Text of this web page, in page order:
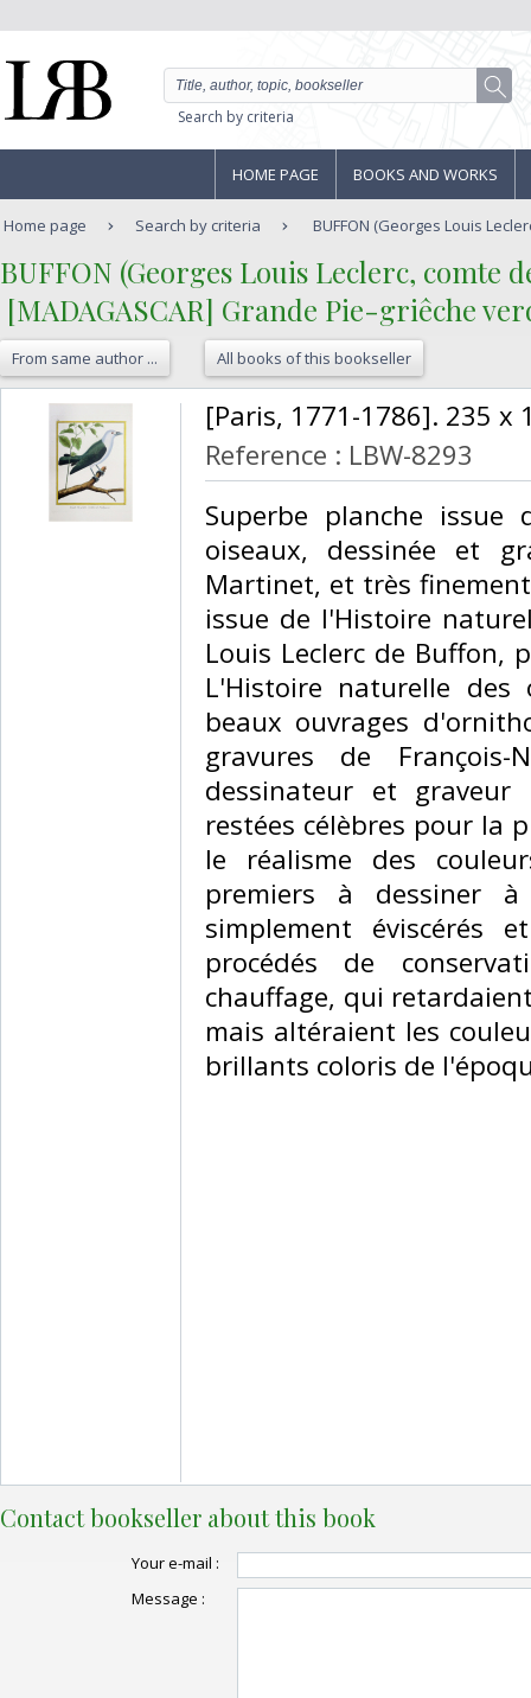
Search by criteria
HOME PAGE BOOKS AND WORKS
Home page Search by criteria BUFFON (Georges Louis
‎BUFFON (Georges Louis Leclerc, comte
[MADAGASCAR] Grande Pie-griêche
From same author ... All books of this bookseller
‎[Paris, 1771-1786]. 235 x
Reference : LBW-8293
‎Superbe planche issue
oiseaux, dessinée et
Martinet, et très
issue de l'Histoire
Louis Leclerc de Buffon,
L'Histoire naturelle
beaux ouvrages
gravures de François-
dessinateur et
restées célèbres pour la
le réalisme des
premiers à dessiner
simplement éviscérés
procédés de
chauffage, qui
mais altéraient les
brillants coloris de
Contact bookseller about this book
Your e-mail :
Message :